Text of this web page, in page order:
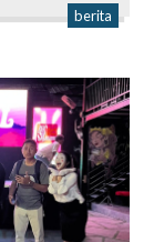
berita